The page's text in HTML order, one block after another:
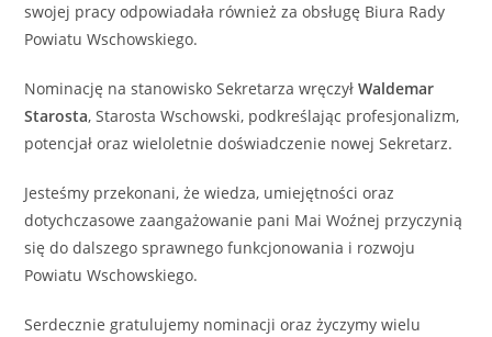
swojej pracy odpowiadała również za obsługę Biura Rady
Powiatu Wschowskiego.
Nominację na stanowisko Sekretarza wręczyłWaldemar
Starosta, Starosta Wschowski, podkreślając profesjonalizm,
potencjał oraz wieloletnie doświadczenie nowej Sekretarz.
Jesteśmy przekonani, że wiedza, umiejętności oraz
dotychczasowe zaangażowanie pani Mai Woźnej przyczynią
się do dalszego sprawnego funkcjonowania i rozwoju
Powiatu Wschowskiego.
Serdecznie gratulujemy nominacji oraz życzymy wielu